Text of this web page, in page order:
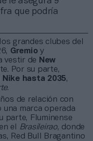
que podría
grandes clubes del
Gremio y
vestir de
New
Por su parte,
Nike hasta 2035,
.
de relación con
una marca operada
parte, Fluminense
el
Brasileirao, donde
Red Bull Bragantino